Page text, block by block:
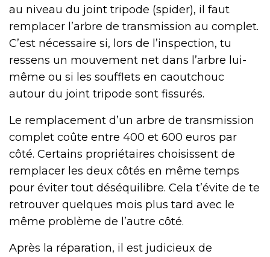
au niveau du joint tripode (spider), il faut
remplacer l’arbre de transmission au complet.
C’est nécessaire si, lors de l’inspection, tu
ressens un mouvement net dans l’arbre lui-
même ou si les soufflets en caoutchouc
autour du joint tripode sont fissurés.
Le remplacement d’un arbre de transmission
complet coûte entre 400 et 600 euros par
côté. Certains propriétaires choisissent de
remplacer les deux côtés en même temps
pour éviter tout déséquilibre. Cela t’évite de te
retrouver quelques mois plus tard avec le
même problème de l’autre côté.
Après la réparation, il est judicieux de